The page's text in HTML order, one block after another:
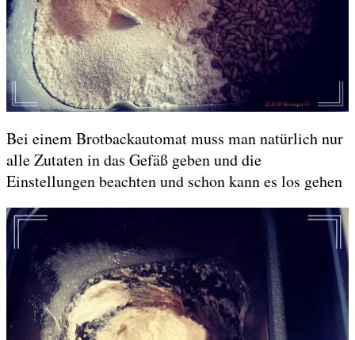
Bei einem Brotbackautomat muss man natürlich nur
alle Zutaten in das Gefäß geben und die
Einstellungen beachten und schon kann es los gehen